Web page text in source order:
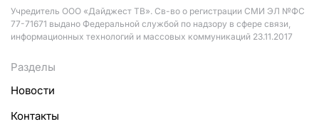
Учредитель ООО «Дайджест ТВ». Св-во о регистрации СМИ ЭЛ №ФС
77-71671 выдано Федеральной службой по надзору в сфере связи,
информационных технологий и массовых коммуникаций 23.11.2017
Разделы
Новости
Контакты